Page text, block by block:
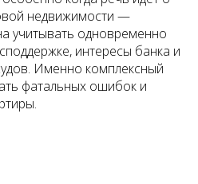
недвижимости —
учитывать одновременно
интересы банка и
Именно комплексный
фатальных ошибок и